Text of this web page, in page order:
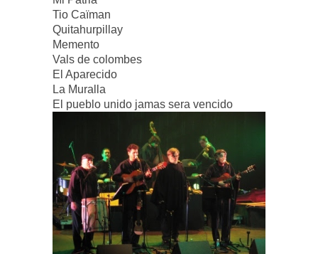
Tio Caïman
Quitahurpillay
Memento
Vals de colombes
El Aparecido
La Muralla
El pueblo unido jamas sera vencido